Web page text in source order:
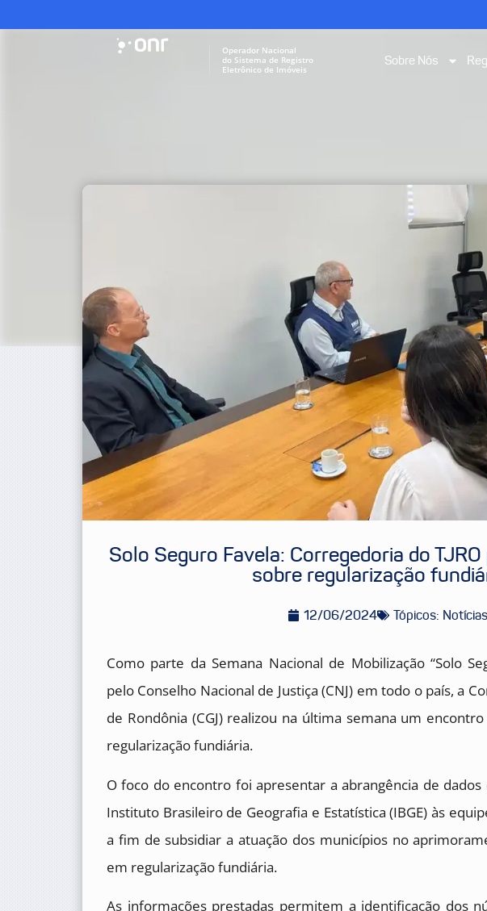
Operador Nacional
do Sistema de Registro
Eletrônico de Imóveis
Sobre Nós
Solo Seguro Favela: Corregedoria do
sobre regularização
12/06/2024 Tópicos: Notícias
Como parte da Semana Nacional de Mobilização “Solo
pelo Conselho Nacional de Justiça (CNJ) em todo o país, a
de Rondônia (CGJ) realizou na última semana um
regularização fundiária.
O foco do encontro foi apresentar a abrangência de
Instituto Brasileiro de Geografia e Estatística (IBGE) às
a fim de subsidiar a atuação dos municípios no
em regularização fundiária.
As informações prestadas permitem a identificação dos